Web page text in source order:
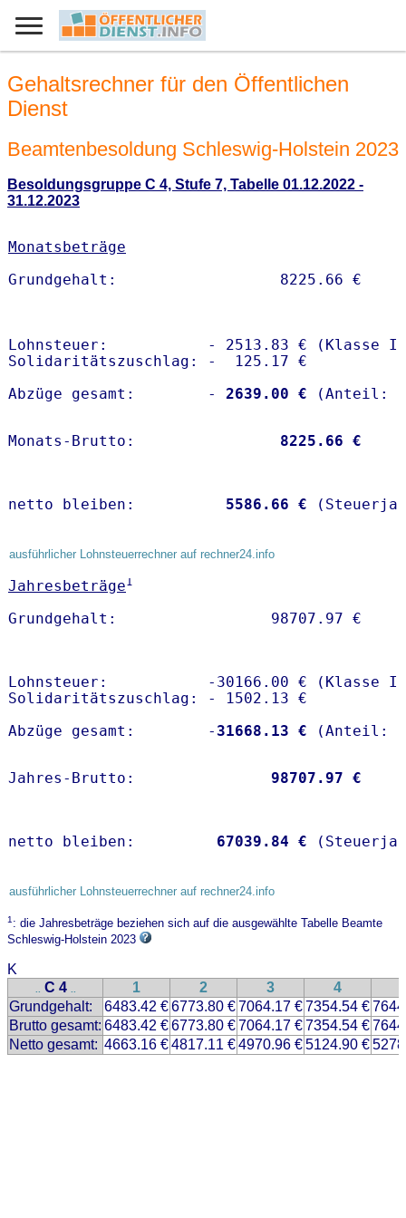
Gehaltsrechner für den Öffentlichen
Dienst
Beamtenbesoldung Schleswig-Holstein 2023
Besoldungsgruppe C 4, Stufe 7, Tabelle 01.12.2022 -
31.12.2023
Monatsbeträge
Lohnsteuer:           - 2513.83 € (Klasse I)
Solidaritätszuschlag: -  125.17 €
Abzüge gesamt:        -
2639.00 €
Monats-Brutto: 8225.66 €
netto bleiben: 5586.66 €
ausführlicher Lohnsteuerrechner auf rechner24.info
Jahresbeträge1
Lohnsteuer:           -30166.00 € (Klasse I)
Solidaritätszuschlag: - 1502.13 €
Abzüge gesamt:        - 31668.13 €
Jahres-Brutto: 98707.97 €
netto bleiben: 67039.84 €
ausführlicher Lohnsteuerrechner auf rechner24.info
1: die Jahresbeträge beziehen sich auf die ausgewählte Tabelle Beamte
Schleswig-Holstein 2023
K
.. C 4 .. 1 2 3 4
Grundgehalt:
6483.42 €6773.80 €7064.17 €7354.54 €
Brutto gesamt: 6483.42 €6773.80 €7064.17 €7354.54 €
Netto gesamt: 4663.16 €4817.11 €4970.96 €5124.90 €